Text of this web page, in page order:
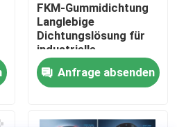
FKM-Gummidichtung
Langlebige
Dichtungslösung für
industrielle
Anwendungen,
beständig gegen
Chemikalien und
Temperaturen
Anfrage absenden